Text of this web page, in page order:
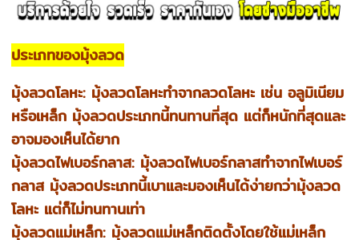
ประเภทของมุ้งลวด
มุ้งลวดโลหะ: มุ้งลวดโลหะทำจากลวดโลหะ เช่น อลูมิเนียม
หรือเหล็ก มุ้งลวดประเภทนี้ทนทานที่สุด แต่ก็หนักที่สุดและ
อาจมองเห็นได้ยาก
มุ้งลวดไฟเบอร์กลาส: มุ้งลวดไฟเบอร์กลาสทำจากไฟเบอร์
กลาส มุ้งลวดประเภทนี้เบาและมองเห็นได้ง่ายกว่ามุ้งลวด
โลหะ แต่ก็ไม่ทนทานเท่า
มุ้งลวดแม่เหล็ก: มุ้งลวดแม่เหล็กติดตั้งโดยใช้แม่เหล็ก